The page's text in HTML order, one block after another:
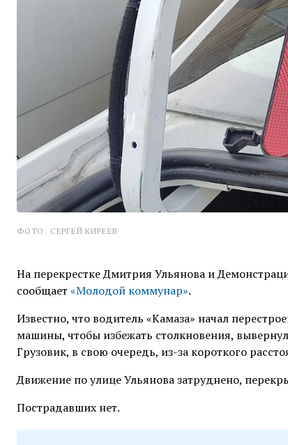
ФОТО: СЕРГЕЙ КИРЕЕВ
На перекрестке Дмитрия Ульянова и
сообщает «Молодой коммунар».
Известно, что водитель «Камаза» начал
машины, чтобы избежать столкновения,
Грузовик, в свою очередь, из-за короткого
Движение по улице Ульянова затруднено,
Пострадавших нет.